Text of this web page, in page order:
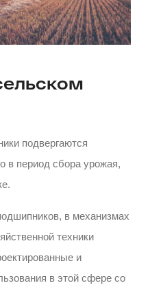
подвергаются
в период сбора урожая,
в механизмах
техники
и
в этой сфере со